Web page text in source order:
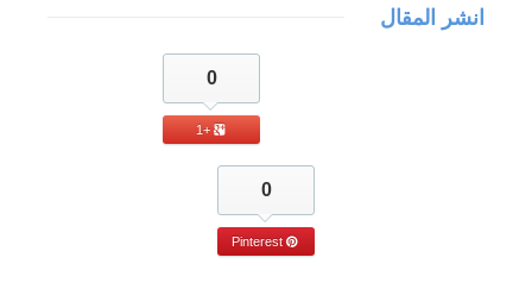
انشر المقال
0
+1
0
Pinterest